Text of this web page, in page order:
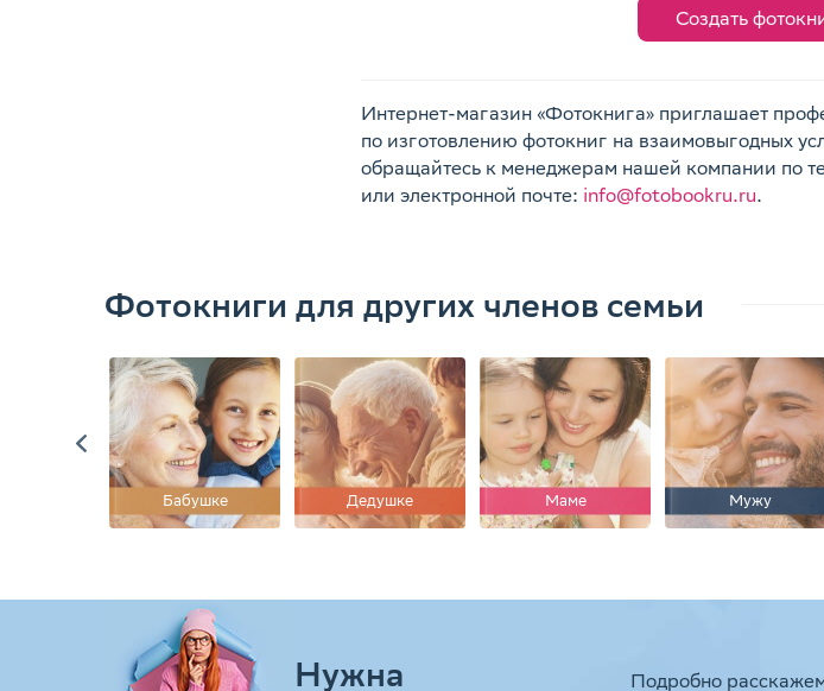
Создать
Интернет-магазин «Фотокнига» приглашает
по изготовлению фотокниг на взаимовыгодных
обращайтесь к менеджерам нашей компании по
или электронной почте: info@fotobookru.ru.
Фотокниги для других членов семьи
Бабушке Дедушке Маме Мужу
Нужна Подробно